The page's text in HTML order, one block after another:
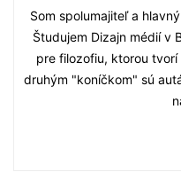
Som spolumajiteľ a
Študujem Dizajn médií v
pre filozofiu, ktorou
druhým "koníčkom" sú